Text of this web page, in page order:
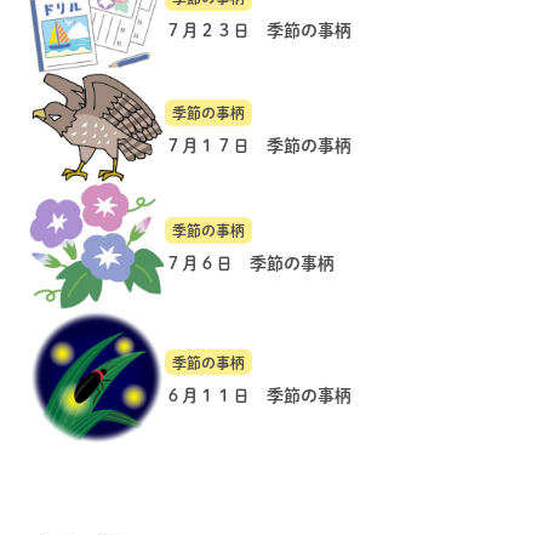
７月２３日 季節の事柄
季節の事柄
７月１７日 季節の事柄
季節の事柄
７月６日 季節の事柄
季節の事柄
６月１１日 季節の事柄